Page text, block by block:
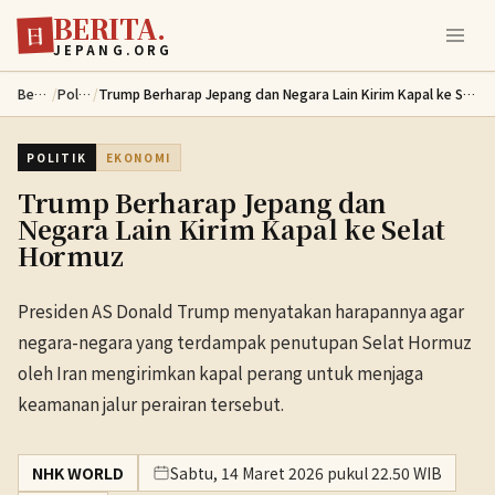
Lewati ke konten utama
日 BERITA.
JEPANG.ORG
Berita / Politik / Trump Berharap Jepang dan Negara Lain Kirim Kapal ke Selat Hormuz
POLITIK EKONOMI
Trump Berharap Jepang dan
Negara Lain Kirim Kapal ke Selat
Hormuz
Presiden AS Donald Trump menyatakan harapannya agar
negara-negara yang terdampak penutupan Selat Hormuz
oleh Iran mengirimkan kapal perang untuk menjaga
keamanan jalur perairan tersebut.
NHK WORLD
Sabtu, 14 Maret 2026 pukul 22.50 WIB